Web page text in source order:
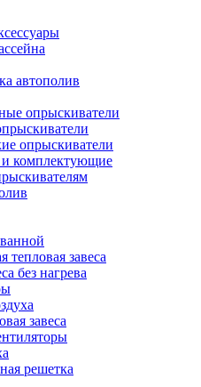
автополив
опрыскиватели
опрыскиватели
и комплектующие
тепловая завеса
без нагрева
завеса
решетка